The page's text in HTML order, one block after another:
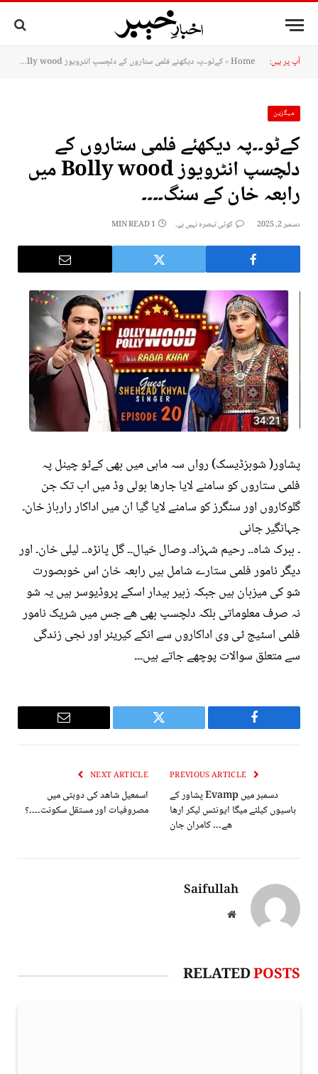
آپ پر ہیں: Home
»کےٹو۔۔پہ دیکھئے فلمی ستاروں کے دلچسپ انٹرویوز Bolly wood میں رابعہ خان کے سنگ۔۔۔۔
میگزین
کےٹو۔۔پہ دیکھئے فلمی ستاروں کے
دلچسپ انٹرویوز Bolly wood میں
رابعہ خان کے سنگ۔۔۔۔
دسمبر 2, 2025 کوئی تبصرہ نہیں ہے۔ 1 MIN READ
پشاور( شوبزڈیسک) رواں سہ ماہی میں بھی کےٹو چینل پہ
فلمی ستاروں کو سامنے لایا جارھا بولی وڈ میں اب تک جن
گلوکاروں اور سنگرز کو سامنے لایا گیا ان میں اداکار رارباز خان۔
جہانگیر جانی
۔ ببرک شاہ۔۔ رحیم شہزاد۔ وصال خیال۔۔ گل پانڑہ۔۔ لیلی خان۔ اور
دیگر نامور فلمی ستارے شامل ہیں رابعہ خان اس خوبصورت
شو کی میزبان ہیں جبکہ زبیر بیدار اسکے پروڈیوسر ہیں یہ شو
نہ صرف معلوماتی بلکہ دلچسپ بھی ھے جس میں شریک نامور
فلمی اسٹیج ٹی وی اداکاروں سے انکے کیریئر اور نجی زندگی
سے متعلق سوالات پوچھے جاتے ہیں۔۔۔
Facebook
Twitter
Email
دسمبر میں Evamp پشاور کے
باسیوں کیلئے میگا ایونٹس لیکر ارھا
ھے۔۔۔ کامران جان
NEXT ARTICLE
اسمعیل شاھد کی دوبئی میں
مصروفیات اور مستقل سکونت۔۔۔۔؟
Saifullah
Website
RELATEDPOSTS